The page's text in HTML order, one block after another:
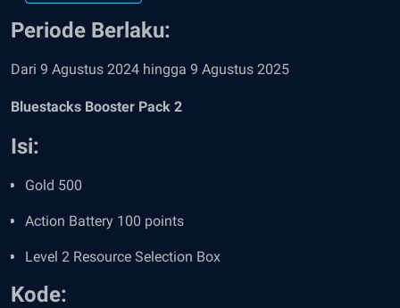
Periode Berlaku:
Dari 9 Agustus 2024 hingga 9 Agustus 2025
Bluestacks Booster Pack 2
Isi:
Gold 500
Action Battery 100 points
Level 2 Resource Selection Box
Kode: